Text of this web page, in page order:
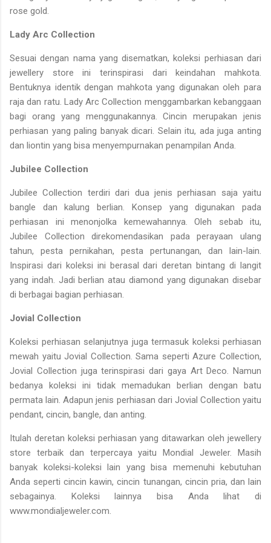
rose gold.
Lady Arc Collection
Sesuai dengan nama yang disematkan, koleksi perhiasan dari
jewellery store ini terinspirasi dari keindahan mahkota.
Bentuknya identik dengan mahkota yang digunakan oleh para
raja dan ratu. Lady Arc Collection menggambarkan kebanggaan
bagi orang yang menggunakannya. Cincin merupakan jenis
perhiasan yang paling banyak dicari. Selain itu, ada juga anting
dan liontin yang bisa menyempurnakan penampilan Anda.
Jubilee Collection
Jubilee Collection terdiri dari dua jenis perhiasan saja yaitu
bangle dan kalung berlian. Konsep yang digunakan pada
perhiasan ini menonjolka kemewahannya. Oleh sebab itu,
Jubilee Collection direkomendasikan pada perayaan ulang
tahun, pesta pernikahan, pesta pertunangan, dan lain-lain.
Inspirasi dari koleksi ini berasal dari deretan bintang di langit
yang indah. Jadi berlian atau diamond yang digunakan disebar
di berbagai bagian perhiasan.
Jovial Collection
Koleksi perhiasan selanjutnya juga termasuk koleksi perhiasan
mewah yaitu Jovial Collection. Sama seperti Azure Collection,
Jovial Collection juga terinspirasi dari gaya Art Deco. Namun
bedanya koleksi ini tidak memadukan berlian dengan batu
permata lain. Adapun jenis perhiasan dari Jovial Collection yaitu
pendant, cincin, bangle, dan anting.
Itulah deretan koleksi perhiasan yang ditawarkan oleh jewellery
store terbaik dan terpercaya yaitu Mondial Jeweler. Masih
banyak koleksi-koleksi lain yang bisa memenuhi kebutuhan
Anda seperti cincin kawin, cincin tunangan, cincin pria, dan lain
sebagainya. Koleksi lainnya bisa Anda lihat di
www.mondialjeweler.com.